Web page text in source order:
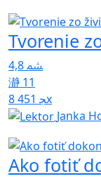
Tvorenie
4,8
11
8 451x
Janka
Ako fotiť